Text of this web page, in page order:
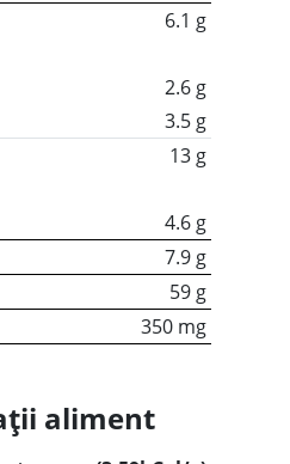
6.1 g
2.6 g
3.5 g
13 g
4.6 g
7.9 g
59 g
350 mg
aliment